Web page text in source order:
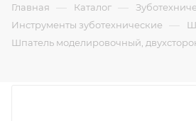
Главная — Каталог —
Инструменты зуботехнические —
Шпатель моделировочный,